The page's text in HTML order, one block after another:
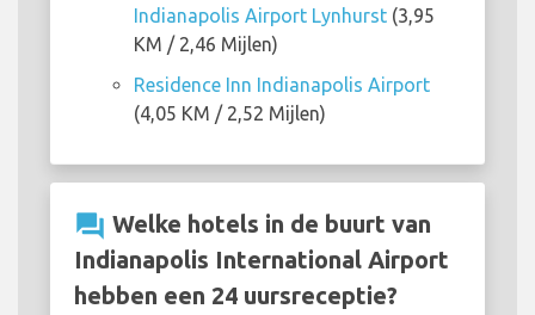
Indianapolis Airport Lynhurst (3,95
KM / 2,46 Mijlen)
Residence Inn Indianapolis Airport
(4,05 KM / 2,52 Mijlen)
question_answer Welke hotels in de buurt van
Indianapolis International Airport
hebben een 24 uursreceptie?